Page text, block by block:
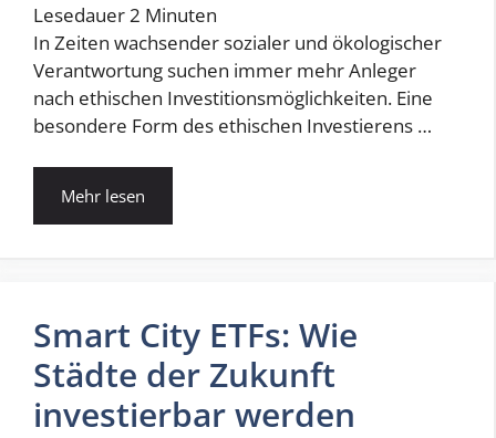
Lesedauer 2 Minuten
In Zeiten wachsender sozialer und ökologischer
Verantwortung suchen immer mehr Anleger
nach ethischen Investitionsmöglichkeiten. Eine
besondere Form des ethischen Investierens …
Mehr lesen
Smart City ETFs: Wie
Städte der Zukunft
investierbar werden